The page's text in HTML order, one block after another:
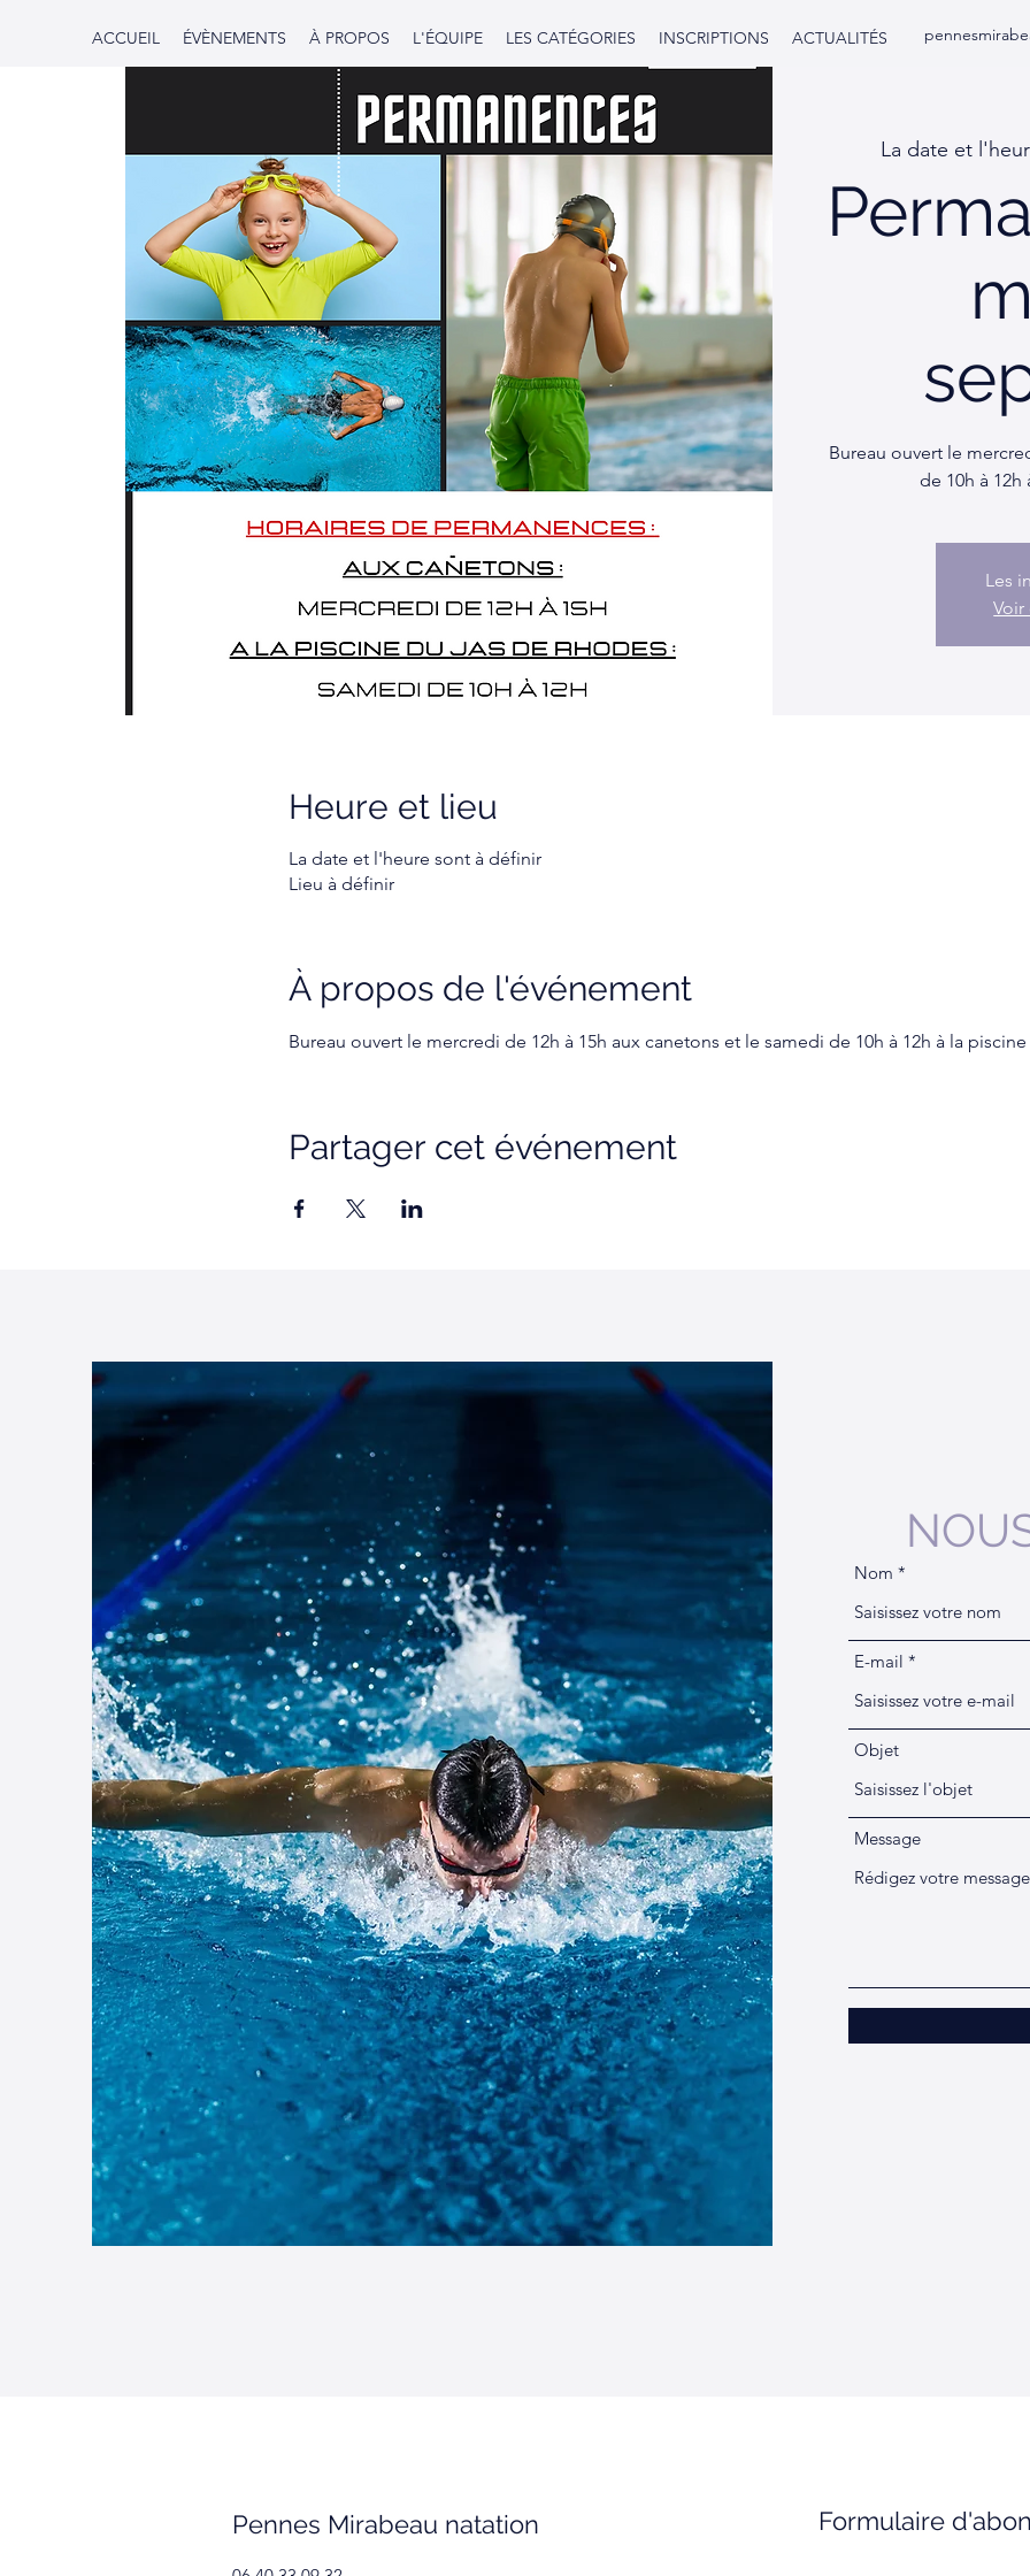
ACCUEIL ÉVÈNEMENTS À PROPOS L'ÉQUIPE LES CATÉGORIES INSCRIPTIONS ACTUALITÉS
La date et
Bureau ouvert le
de 10h à 12h
Les
Voir
Heure et lieu
La date et l'heure sont à définir
Lieu à définir
À propos de l'événement
Bureau ouvert le mercredi de 12h à 15h aux canetons et le samedi de 10h à 12h à la
Partager cet événement
Nom
E-mail
Objet
Message
Pennes Mirabeau natation Formulaire